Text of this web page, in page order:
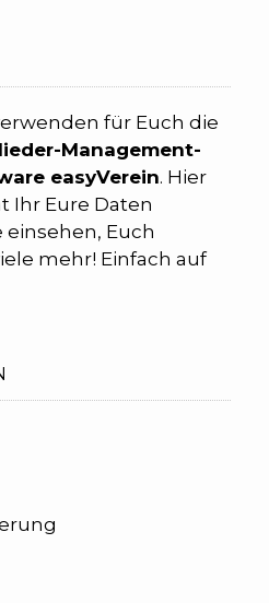
für Euch die
Management-
easyVerein. Hier
Ihr Eure Daten
Euch
mehr! Einfach auf